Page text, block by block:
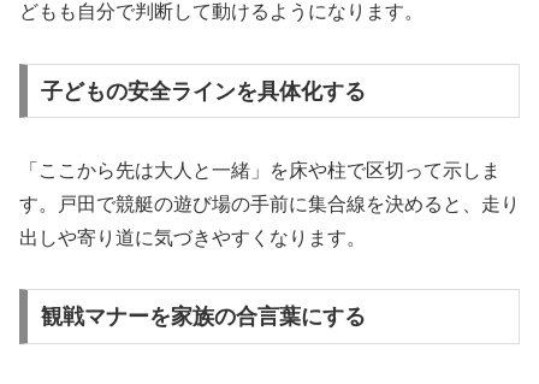
どもも自分で判断して動けるようになります。
子どもの安全ラインを具体化する
「ここから先は大人と一緒」を床や柱で区切って示しま
す。戸田で競艇の遊び場の手前に集合線を決めると、走り
出しや寄り道に気づきやすくなります。
観戦マナーを家族の合言葉にする